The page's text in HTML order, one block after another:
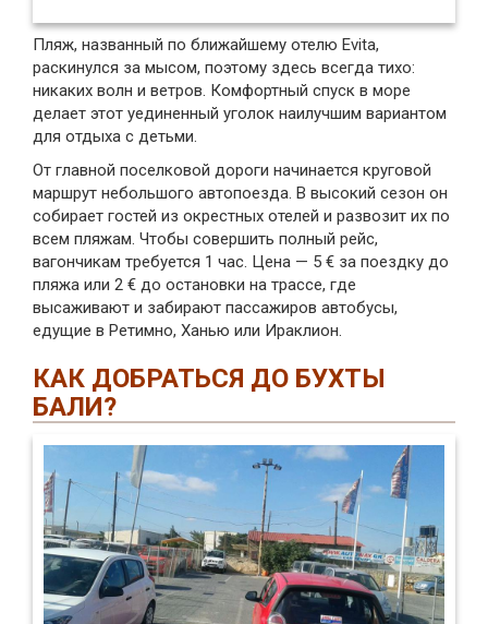
Пляж, названный по ближайшему отелю Evita,
раскинулся за мысом, поэтому здесь всегда тихо:
никаких волн и ветров. Комфортный спуск в море
делает этот уединенный уголок наилучшим вариантом
для отдыха с детьми.
От главной поселковой дороги начинается круговой
маршрут небольшого автопоезда. В высокий сезон он
собирает гостей из окрестных отелей и развозит их по
всем пляжам. Чтобы совершить полный рейс,
вагончикам требуется 1 час. Цена — 5 € за поездку до
пляжа или 2 € до остановки на трассе, где
высаживают и забирают пассажиров автобусы,
едущие в Ретимно, Ханью или Ираклион.
КАК ДОБРАТЬСЯ ДО БУХТЫ
БАЛИ?